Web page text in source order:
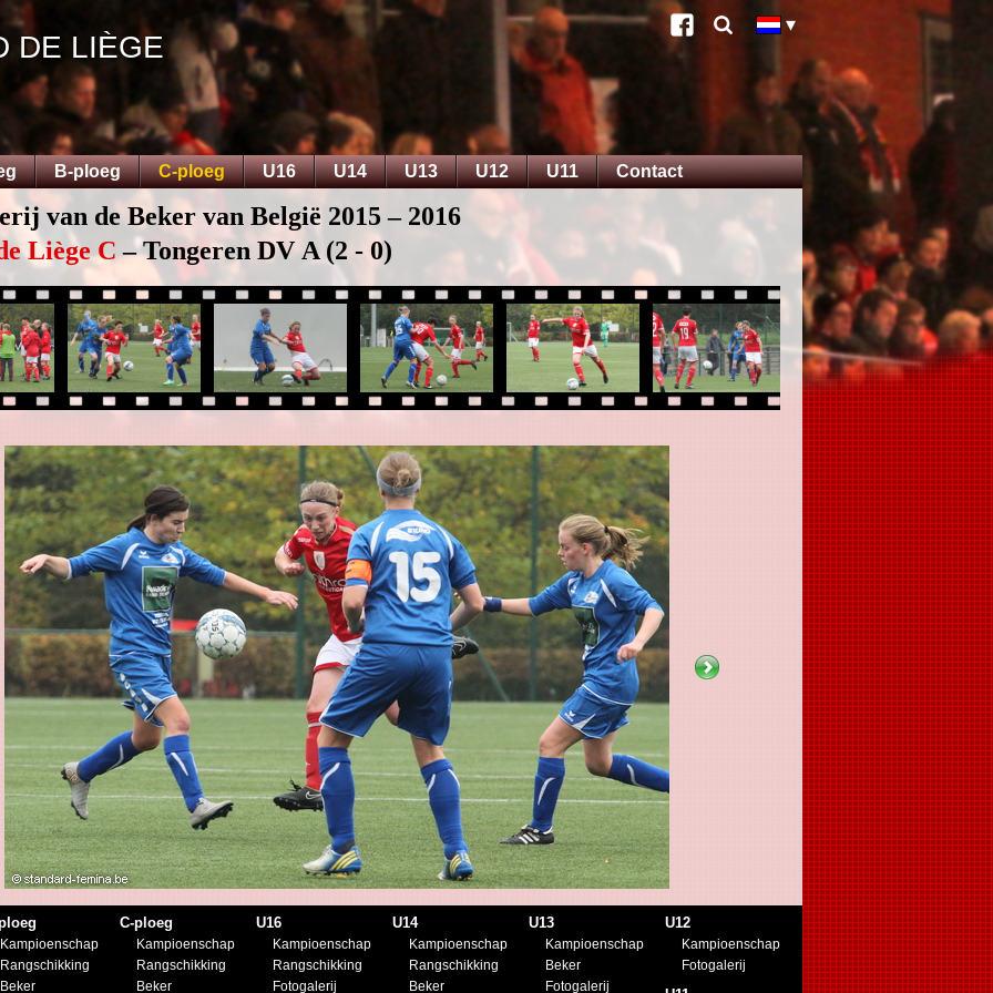
DE LIÈGE
B-ploeg C-ploeg U16 U14 U13 U12 U11 Contact
van de Beker van België 2015 – 2016
Liège C– Tongeren DV A (2 - 0)
Kampioenschap
Rangschikking
Beker
C-ploeg
Kampioenschap
Rangschikking
Beker
U16
Kampioenschap
Rangschikking
Fotogalerij
U14
Kampioenschap
Rangschikking
Beker
U13
Kampioenschap
Beker
Fotogalerij
U12
Kampioenschap
Fotogalerij